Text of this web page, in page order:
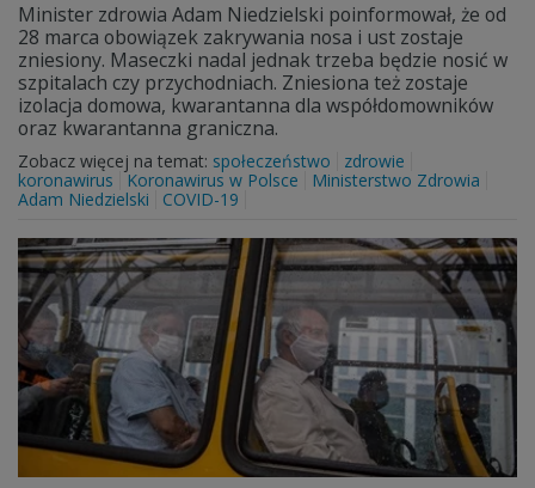
Minister zdrowia Adam Niedzielski poinformował, że od
28 marca obowiązek zakrywania nosa i ust zostaje
zniesiony. Maseczki nadal jednak trzeba będzie nosić w
szpitalach czy przychodniach. Zniesiona też zostaje
izolacja domowa, kwarantanna dla współdomowników
oraz kwarantanna graniczna.
Zobacz więcej na temat: społeczeństwo
zdrowie
koronawirus
Koronawirus w Polsce
Ministerstwo Zdrowia
Adam Niedzielski
COVID-19